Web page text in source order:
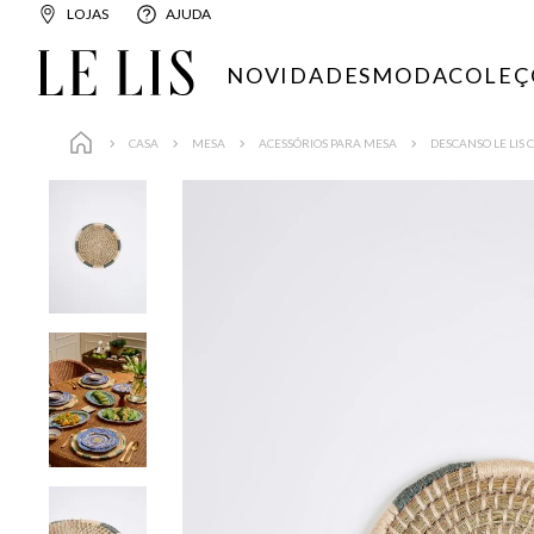
LOJAS AJUDA
NOVIDADESMODA
CASA MESA ACESSÓRIOS PARA MESA DESCANSO LE LIS